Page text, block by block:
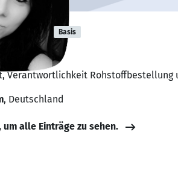
Basis
🔎
Verantwortlichkeit Rohstoffbestellung
, Deutschland
um alle Einträge zu sehen.